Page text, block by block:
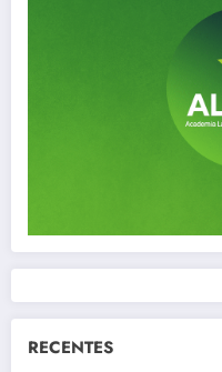
RECENTES